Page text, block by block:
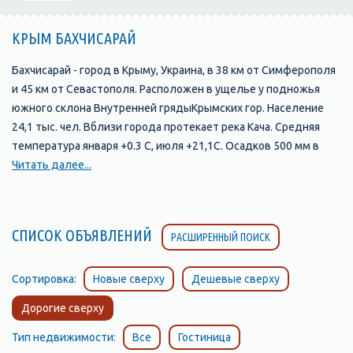
КРЫМ БАХЧИСАРАЙ
Бахчисарай - город в Крыму, Украина, в 38 км от Симферополя
и 45 км от Севастополя. Расположен в ущелье у подножья
южного склона Внутренней грядыКрымских гор. Население
24,1 тыс. чел. Вблизи города протекает река Кача. Средняя
температура января +0.3 С, июля +21,1С. Осадков 500 мм в
год.
Крымского ханства эти поселения были известны под такими
названиями:
называют Чуфут-Кале)
- Салачик (участок долины реки Чурук-Су, прилегающий к
подножию Чуфут-Кале)
- Эски-Юрт (район, где река Чурук-Су выходит из узкого
Читать далее...
СПИСОК ОБЪЯВЛЕНИЙ РАСШИРЕННЫЙ ПОИСК
Сортировка: Новые сверху Дешевые сверху
Дорогие сверху
Тип недвижимости: Все Гостиница